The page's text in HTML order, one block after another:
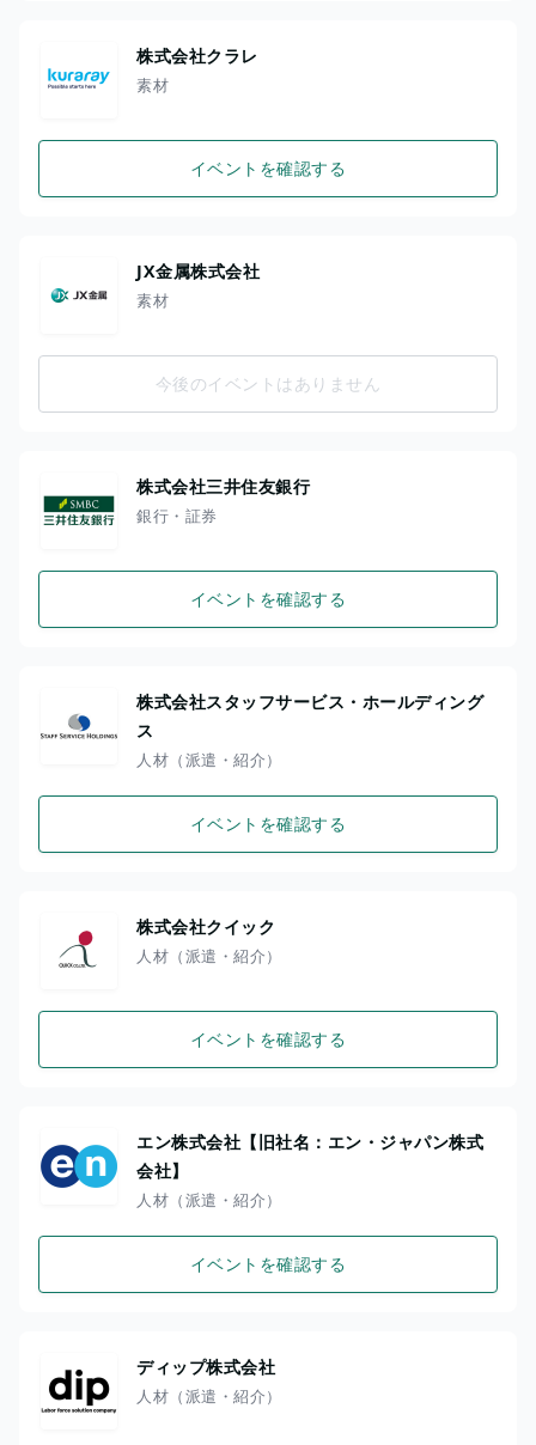
株式会社クラレ
素材
イベントを確認する
JX金属株式会社
素材
今後のイベントはありません
株式会社三井住友銀行
銀行・証券
イベントを確認する
株式会社スタッフサービス・ホールディング
ス
人材（派遣・紹介）
イベントを確認する
株式会社クイック
人材（派遣・紹介）
イベントを確認する
エン株式会社【旧社名：エン・ジャパン株式
会社】
人材（派遣・紹介）
イベントを確認する
ディップ株式会社
人材（派遣・紹介）